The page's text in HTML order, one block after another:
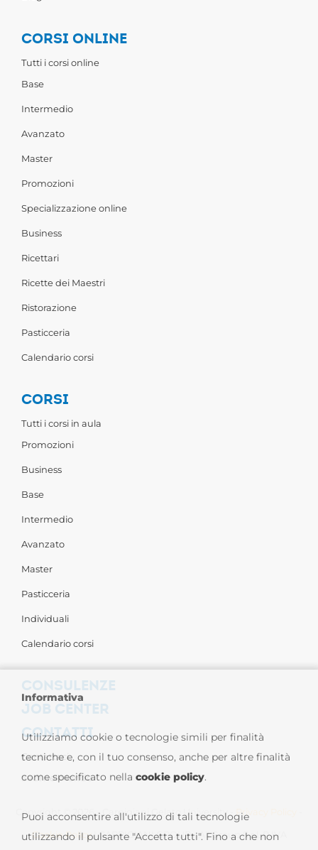
CORSI ONLINE
Tutti i corsi online
Base
Intermedio
Avanzato
Master
Promozioni
Specializzazione online
Business
Ricettari
Ricette dei Maestri
Ristorazione
Pasticceria
Calendario corsi
CORSI
Tutti i corsi in aula
Promozioni
Business
Base
Intermedio
Avanzato
Master
Pasticceria
Individuali
Calendario corsi
CONSULENZE
JOB CENTER
CONTATTI
Contattaci
Sedi nel Mondo
Copyright © 2026 - Carpigiani Gelato University - Privacy Policy
Cookie Policy| CARPIGIANI GROUP - Ali Group S.r.l. P.IVA
Informativa
Utilizziamo cookie o tecnologie simili per finalità
tecniche e, con il tuo consenso, anche per altre finalità
come specificato nella cookie policy.
Puoi acconsentire all'utilizzo di tali tecnologie
utilizzando il pulsante "Accetta tutti". Fino a che non